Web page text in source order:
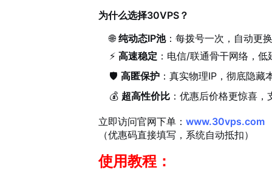
为什么选择30VPS？
🌐纯动态IP池：每拨号一次，自动更
⚡ 高速稳定 ：电信/联通骨干网络，低
🛡️ 高匿保护 ：真实物理IP，彻底隐藏
💰 超高性价比 ：优惠后价格更惊喜
立即访问官网下单： www.30vps.com
（优惠码直接填写，系统自动抵扣）
使用教程：